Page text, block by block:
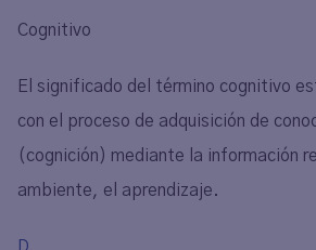
Cognitivo
El significado del término cognitivo
con el proceso de adquisición de
(cognición) mediante la información
ambiente, el aprendizaje.
D